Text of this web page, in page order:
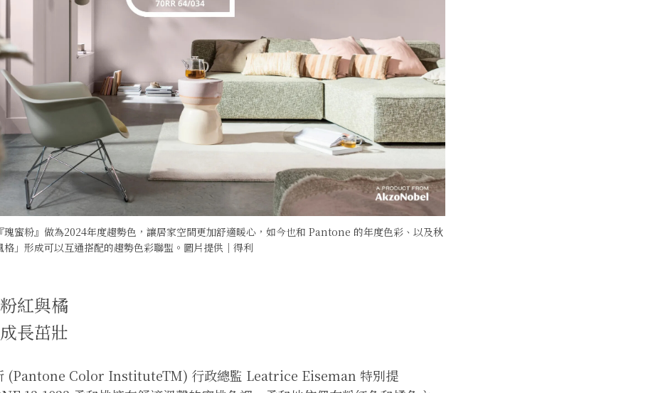
瑰蜜粉』做為2024年度趨勢色，讓居家空間更加舒適暖心，如今也和 Pantone 的年度色彩、以及秋
格」形成可以互通搭配的趨勢色彩聯盟。圖片提供｜得利
紅與橘
長茁壯
(Pantone Color InstituteTM) 行政總監 Leatrice Eiseman 特別提